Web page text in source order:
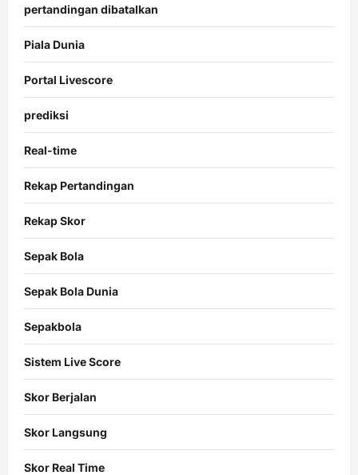
pertandingan dibatalkan
Piala Dunia
Portal Livescore
prediksi
Real-time
Rekap Pertandingan
Rekap Skor
Sepak Bola
Sepak Bola Dunia
Sepakbola
Sistem Live Score
Skor Berjalan
Skor Langsung
Skor Real Time